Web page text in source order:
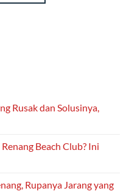
Rusak dan Solusinya,
Beach Club? Ini
Rupanya Jarang yang